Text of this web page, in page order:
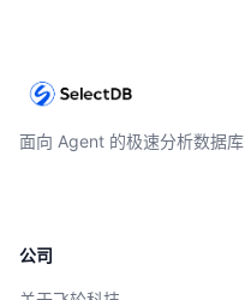
面向 Agent 的极速分析数据库
公司